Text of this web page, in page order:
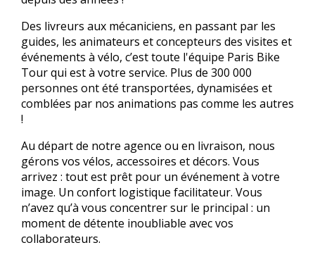
Des livreurs aux mécaniciens, en passant par les
guides, les animateurs et concepteurs des visites et
événements à vélo, c’est toute l'équipe Paris Bike
Tour qui est à votre service. Plus de 300 000
personnes ont été transportées, dynamisées et
comblées par nos animations pas comme les autres
!
Au départ de notre agence ou en livraison, nous
gérons vos vélos, accessoires et décors. Vous
arrivez : tout est prêt pour un événement à votre
image. Un confort logistique facilitateur. Vous
n’avez qu’à vous concentrer sur le principal : un
moment de détente inoubliable avec vos
collaborateurs.